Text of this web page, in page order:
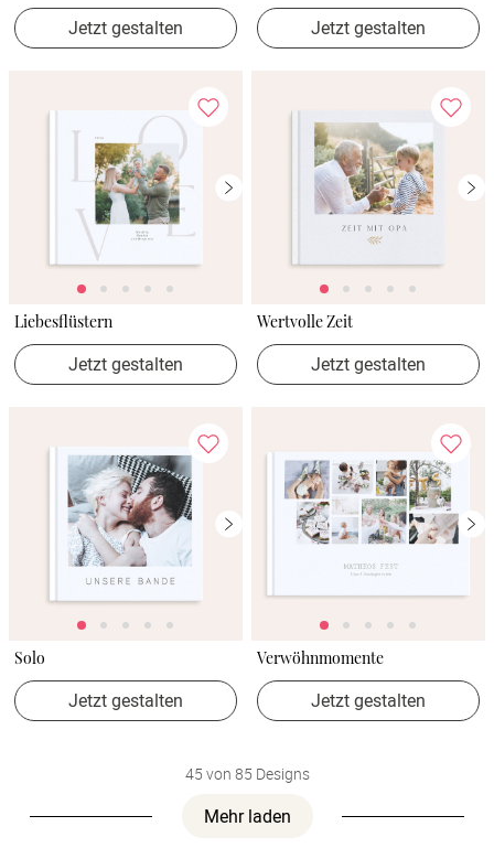
Jetzt gestalten Jetzt gestalten
Liebesflüstern
Jetzt gestalten
Wertvolle Zeit
Jetzt gestalten
Solo
Jetzt gestalten
Verwöhnmomente
Jetzt gestalten
45 von 85 Designs
Mehr laden